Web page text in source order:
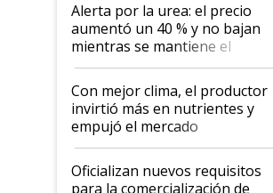
Alerta por la urea: el precio
aumentó un 40 % y no bajan
mientras se mantiene el
conflicto en Medio Oriente
Con mejor clima, el productor
invirtió más en nutrientes y
empujó el mercado
Oficializan nuevos requisitos
para la comercialización de